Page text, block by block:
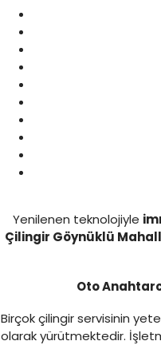
Yenilenen teknolojiyle
Çilingir Göynüklü
Oto
Birçok çilingir servisinin
olarak yürütmektedir.